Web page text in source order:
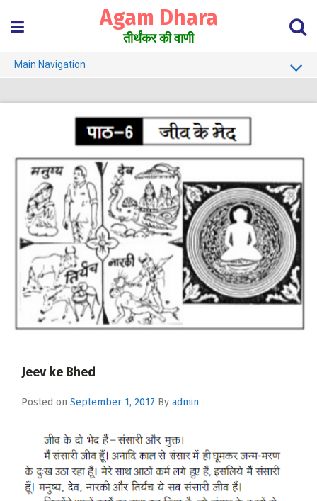
content
Agam Dhara
तीर्थंकर की वाणी
Main Navigation
Jain Darshan Dictionary
Jeev ke Bhed
Posted on September 1, 2017 By admin